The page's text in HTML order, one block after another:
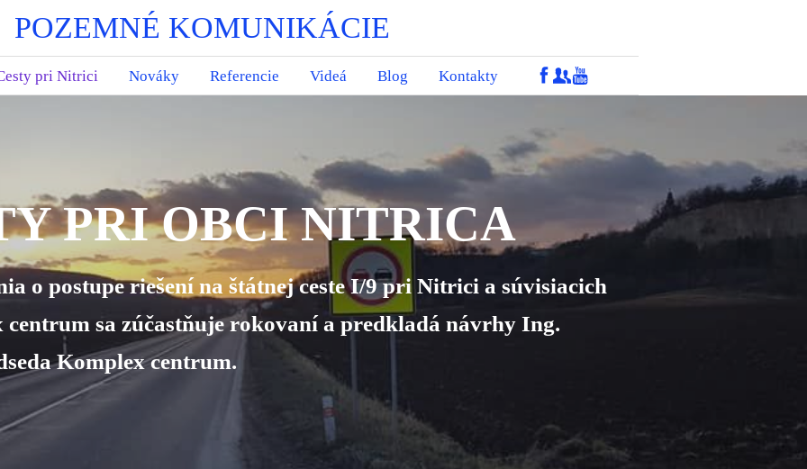
POZEMNÉ KOMUNIKÁCIE
pri Nitrici Nováky Referencie Videá Blog Kontakty
PRI OBCI NITRICA
o postupe riešení na štátnej ceste I/9 pri Nitrici a súvisiacich
centrum sa zúčastňuje rokovaní a predkladá návrhy Ing.
Komplex centrum.